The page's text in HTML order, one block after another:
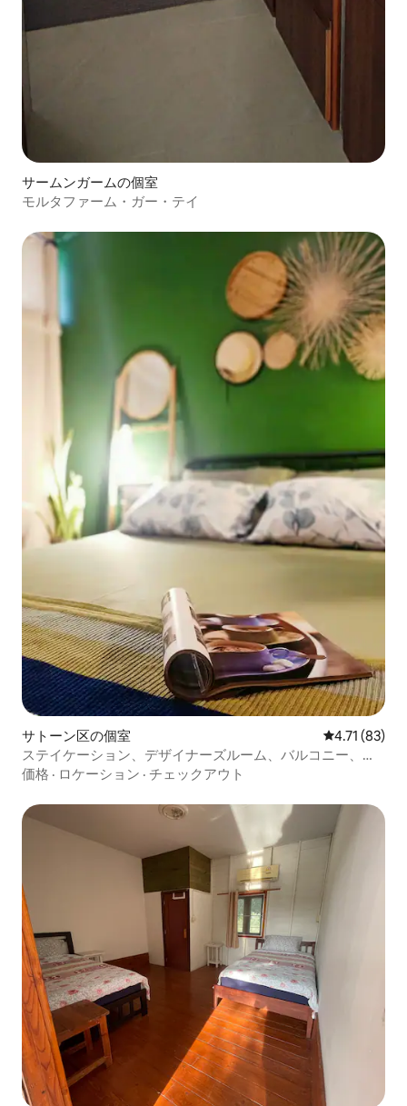
サームンガームの個室
モルタファーム・ガー・テイ
サトーン区の個室 レビュー83
4.71 (83)
ステイケーション、デザイナーズルーム、バルコニー、
BTS、セントルイス
価格 · ロケーション · チェックアウト